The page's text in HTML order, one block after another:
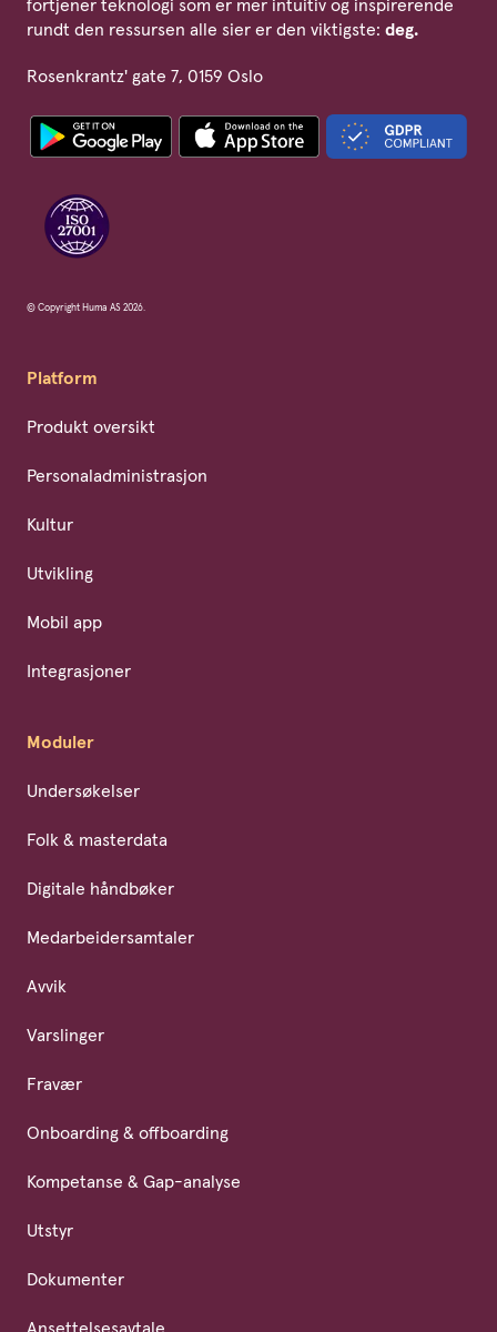
fortjener teknologi som er mer intuitiv og inspirerende
rundt den ressursen alle sier er den viktigste: deg.
Rosenkrantz' gate 7, 0159 Oslo
© Copyright Huma AS 2026.
Platform
Produkt oversikt
Personaladministrasjon
Kultur
Utvikling
Mobil app
Integrasjoner
Moduler
Undersøkelser
Folk & masterdata
Digitale håndbøker
Medarbeidersamtaler
Avvik
Varslinger
Fravær
Onboarding & offboarding
Kompetanse & Gap-analyse
Utstyr
Dokumenter